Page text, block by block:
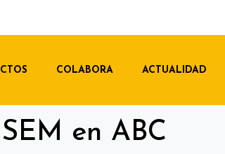
COLABORA ACTUALIDAD
en ABC